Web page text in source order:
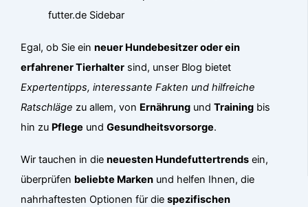
Egal, ob Sie einneuer Hundebesitzer oder ein
erfahrener Tierhalter sind, unser Blog bietet
Expertentipps, interessante Fakten und hilfreiche
Ratschläge zu allem, von Ernährung undTraining bis
hin zu Pflege undGesundheitsvorsorge.
Wir tauchen in dieneuesten Hundefuttertrends ein,
überprüfen beliebte Marken und helfen Ihnen, die
nahrhaftesten Optionen für diespezifischen